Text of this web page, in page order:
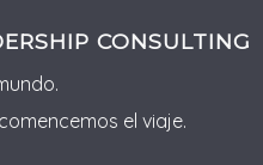
CONSULTING
el viaje.